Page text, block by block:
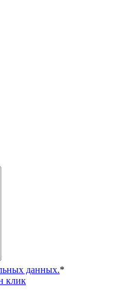
данных.*
клик